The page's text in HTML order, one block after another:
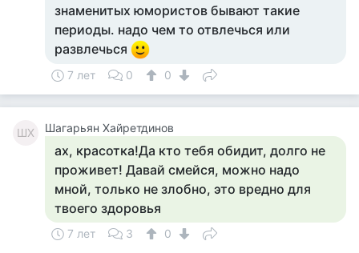
знаменитых юмористов бывают такие
периоды. надо чем то отвлечься или
развлечься
7 лет 0 0
ШХ Шагарьян Хайретдинов
ах, красотка!Да кто тебя обидит, долго не
проживет! Давай смейся, можно надо
мной, только не злобно, это вредно для
твоего здоровья
7 лет 3
0